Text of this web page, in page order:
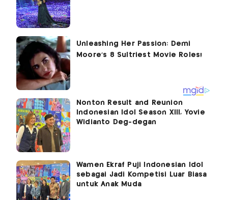
Nonton Result and Reunion
Indonesian Idol Season XIII, Yovie
Widianto Deg-degan
Wamen Ekraf Puji Indonesian Idol
sebagai Jadi Kompetisi Luar Biasa
untuk Anak Muda